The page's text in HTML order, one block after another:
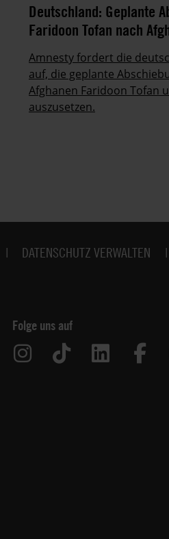
Deutschland: Geplante
Faridoon Tofan nach
Amnesty fordert die
auf, die geplante
Afghanen Faridoon Tofan
auszusetzen.
DATENSCHUTZ VERWALTEN
Folge uns auf